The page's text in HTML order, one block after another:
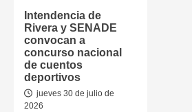
Intendencia de
Rivera y SENADE
convocan a
concurso nacional
de cuentos
deportivos
jueves 30 de julio de
2026